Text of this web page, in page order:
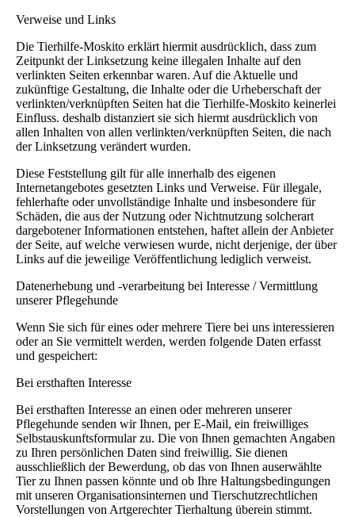
Verweise und Links
Die Tierhilfe-Moskito erklärt hiermit ausdrücklich, dass zum
Zeitpunkt der Linksetzung keine illegalen Inhalte auf den
verlinkten Seiten erkennbar waren. Auf die Aktuelle und
zukünftige Gestaltung, die Inhalte oder die Urheberschaft der
verlinkten/verknüpften Seiten hat die Tierhilfe-Moskito keinerlei
Einfluss. deshalb distanziert sie sich hiermt ausdrücklich von
allen Inhalten von allen verlinkten/verknüpften Seiten, die nach
der Linksetzung verändert wurden.
Diese Feststellung gilt für alle innerhalb des eigenen
Internetangebotes gesetzten Links und Verweise. Für illegale,
fehlerhafte oder unvollständige Inhalte und insbesondere für
Schäden, die aus der Nutzung oder Nichtnutzung solcherart
dargebotener Informationen entstehen, haftet allein der Anbieter
der Seite, auf welche verwiesen wurde, nicht derjenige, der über
Links auf die jeweilige Veröffentlichung lediglich verweist.
Datenerhebung und -verarbeitung bei Interesse / Vermittlung
unserer Pflegehunde
Wenn Sie sich für eines oder mehrere Tiere bei uns interessieren
oder an Sie vermittelt werden, werden folgende Daten erfasst
und gespeichert:
Bei ersthaften Interesse
Bei ersthaften Interesse an einen oder mehreren unserer
Pflegehunde senden wir Ihnen, per E-Mail, ein freiwilliges
Selbstauskunftsformular zu. Die von Ihnen gemachten Angaben
zu Ihren persönlichen Daten sind freiwillig. Sie dienen
ausschließlich der Bewerdung, ob das von Ihnen auserwählte
Tier zu Ihnen passen könnte und ob Ihre Haltungsbedingungen
mit unseren Organisationsinternen und Tierschutzrechtlichen
Vorstellungen von Artgerechter Tierhaltung überein stimmt.